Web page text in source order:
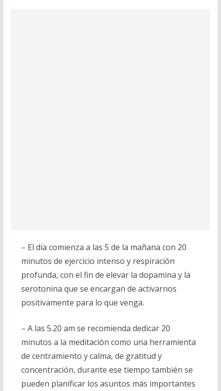
– El día comienza a las 5 de la mañana con 20
minutos de ejercicio intenso y respiración
profunda, con el fin de elevar la dopamina y la
serotonina que se encargan de activarnos
positivamente para lo que venga.
– A las 5.20 am se recomienda dedicar 20
minutos a la meditación como una herramienta
de centramiento y calma, de gratitud y
concentración, durante ese tiempo también se
pueden planificar los asuntos más importantes